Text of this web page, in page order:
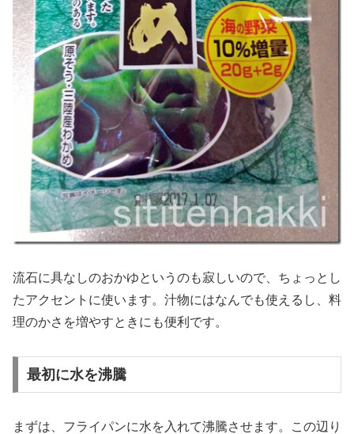
流石に具なしのおかゆというのも寂しいので、ちょっとし
たアクセントに使います。汁物にはなんでも使えるし、料
理のかさを増やすときにも便利です。
最初に水を沸騰
まずは、フライパンに水を入れて沸騰させます。この辺り